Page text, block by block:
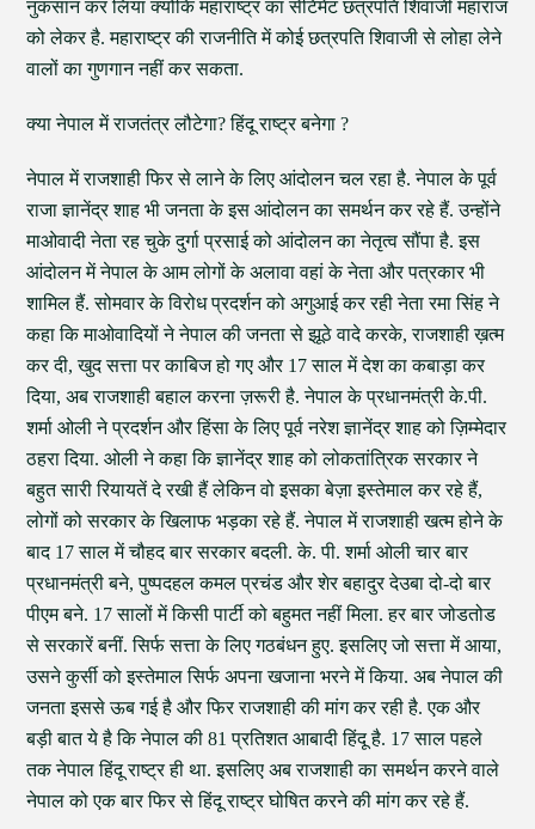
नुकसान कर लिया क्योंकि महाराष्ट्र का सेंटिमेंट छत्रपति शिवाजी महाराज
को लेकर है. महाराष्ट्र की राजनीति में कोई छत्रपति शिवाजी से लोहा लेने
वालों का गुणगान नहीं कर सकता.
क्या नेपाल में राजतंत्र लौटेगा? हिंदू राष्ट्र बनेगा ?
नेपाल में राजशाही फिर से लाने के लिए आंदोलन चल रहा है. नेपाल के पूर्व
राजा ज्ञानेंद्र शाह भी जनता के इस आंदोलन का समर्थन कर रहे हैं. उन्होंने
माओवादी नेता रह चुके दुर्गा प्रसाई को आंदोलन का नेतृत्व सौंपा है. इस
आंदोलन में नेपाल के आम लोगों के अलावा वहां के नेता और पत्रकार भी
शामिल हैं. सोमवार के विरोध प्रदर्शन को अगुआई कर रही नेता रमा सिंह ने
कहा कि माओवादियों ने नेपाल की जनता से झूठे वादे करके, राजशाही ख़त्म
कर दी, खुद सत्ता पर काबिज हो गए और 17 साल में देश का कबाड़ा कर
दिया, अब राजशाही बहाल करना ज़रूरी है. नेपाल के प्रधानमंत्री के.पी.
शर्मा ओली ने प्रदर्शन और हिंसा के लिए पूर्व नरेश ज्ञानेंद्र शाह को ज़िम्मेदार
ठहरा दिया. ओली ने कहा कि ज्ञानेंद्र शाह को लोकतांत्रिक सरकार ने
बहुत सारी रियायतें दे रखी हैं लेकिन वो इसका बेज़ा इस्तेमाल कर रहे हैं,
लोगों को सरकार के खिलाफ भड़का रहे हैं. नेपाल में राजशाही खत्म होने के
बाद 17 साल में चौहद बार सरकार बदली. के. पी. शर्मा ओली चार बार
प्रधानमंत्री बने, पुष्पदहल कमल प्रचंड और शेर बहादुर देउबा दो-दो बार
पीएम बने. 17 सालों में किसी पार्टी को बहुमत नहीं मिला. हर बार जोडतोड
से सरकारें बनीं. सिर्फ सत्ता के लिए गठबंधन हुए. इसलिए जो सत्ता में आया,
उसने कुर्सी को इस्तेमाल सिर्फ अपना खजाना भरने में किया. अब नेपाल की
जनता इससे ऊब गई है और फिर राजशाही की मांग कर रही है. एक और
बड़ी बात ये है कि नेपाल की 81 प्रतिशत आबादी हिंदू है. 17 साल पहले
तक नेपाल हिंदू राष्ट्र ही था. इसलिए अब राजशाही का समर्थन करने वाले
नेपाल को एक बार फिर से हिंदू राष्ट्र घोषित करने की मांग कर रहे हैं.